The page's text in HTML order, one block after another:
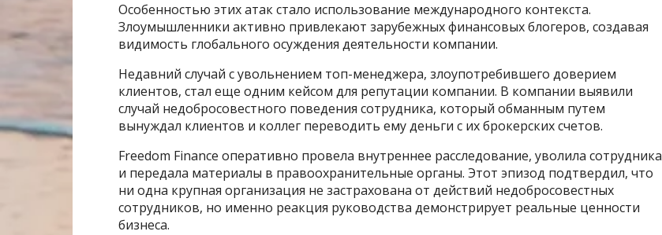
Особенностью этих атак стало использование международного контекста.
Злоумышленники активно привлекают зарубежных финансовых блогеров, создавая
видимость глобального осуждения деятельности компании.
Недавний случай с увольнением топ-менеджера, злоупотребившего доверием
клиентов, стал еще одним кейсом для репутации компании. В компании выявили
случай недобросовестного поведения сотрудника, который обманным путем
вынуждал клиентов и коллег переводить ему деньги с их брокерских счетов.
Freedom Finance оперативно провела внутреннее расследование, уволила сотрудника
и передала материалы в правоохранительные органы. Этот эпизод подтвердил, что
ни одна крупная организация не застрахована от действий недобросовестных
сотрудников, но именно реакция руководства демонстрирует реальные ценности
бизнеса.